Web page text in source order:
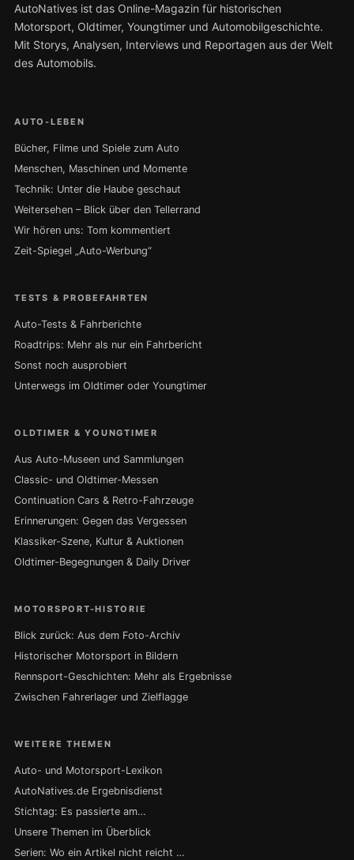
AutoNatives ist das Online-Magazin für historischen
Motorsport, Oldtimer, Youngtimer und Automobilgeschichte.
Mit Storys, Analysen, Interviews und Reportagen aus der Welt
des Automobils.
AUTO-LEBEN
Bücher, Filme und Spiele zum Auto
Menschen, Maschinen und Momente
Technik: Unter die Haube geschaut
Weitersehen – Blick über den Tellerrand
Wir hören uns: Tom kommentiert
Zeit-Spiegel „Auto-Werbung“
TESTS & PROBEFAHRTEN
Auto-Tests & Fahrberichte
Roadtrips: Mehr als nur ein Fahrbericht
Sonst noch ausprobiert
Unterwegs im Oldtimer oder Youngtimer
OLDTIMER & YOUNGTIMER
Aus Auto-Museen und Sammlungen
Classic- und Oldtimer-Messen
Continuation Cars & Retro-Fahrzeuge
Erinnerungen: Gegen das Vergessen
Klassiker-Szene, Kultur & Auktionen
Oldtimer-Begegnungen & Daily Driver
MOTORSPORT-HISTORIE
Blick zurück: Aus dem Foto-Archiv
Historischer Motorsport in Bildern
Rennsport-Geschichten: Mehr als Ergebnisse
Zwischen Fahrerlager und Zielflagge
WEITERE THEMEN
Auto- und Motorsport-Lexikon
AutoNatives.de Ergebnisdienst
Stichtag: Es passierte am…
Unsere Themen im Überblick
Serien: Wo ein Artikel nicht reicht …